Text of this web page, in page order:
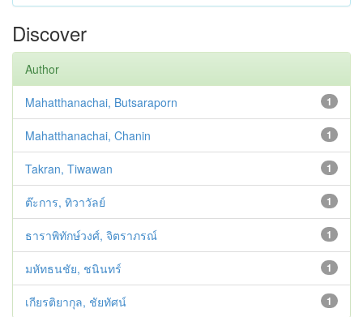
Discover
Author
1
Mahatthanachai, Butsaraporn
1
Mahatthanachai, Chanin
1
Takran, Tiwawan
1
ต๊ะการ, ทิวาวัลย์
1
ธาราพิทักษ์วงศ์, จิตราภรณ์
1
มหัทธนชัย, ชนินทร์
1
เกียรติยากุล, ชัยทัศน์